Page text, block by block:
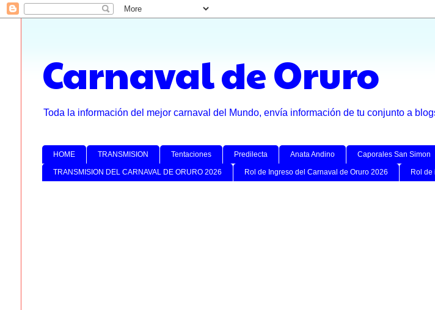
Carnaval de Oruro
Toda la información del mejor carnaval del Mundo, envía información de tu conjunto a
HOME TRANSMISION Tentaciones Predilecta Anata Andino Caporales San Simon
TRANSMISION DEL CARNAVAL DE ORURO 2026 Rol de Ingreso del Carnaval de Oruro 2026 Rol